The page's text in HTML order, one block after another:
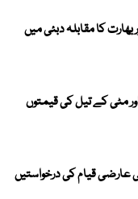
پاکستان اور بھارت کا مقابلہ دبئی میں
مٹی کے تیل کی قیمتوں
عارضی قیام کی درخواستیں